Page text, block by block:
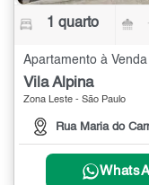
1 quarto
Apartamento à
Vila Alpina
Zona Leste - São Paulo
Rua Maria do